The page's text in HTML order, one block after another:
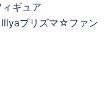
ギュア
プリズマ☆ファン